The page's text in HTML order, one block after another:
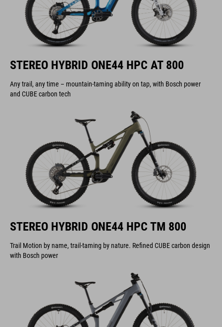
STEREO HYBRID ONE44 HPC AT 800
Any trail, any time – mountain-taming ability on tap, with Bosch power
and CUBE carbon tech
STEREO HYBRID ONE44 HPC TM 800
Trail Motion by name, trail-taming by nature. Refined CUBE carbon design
with Bosch power